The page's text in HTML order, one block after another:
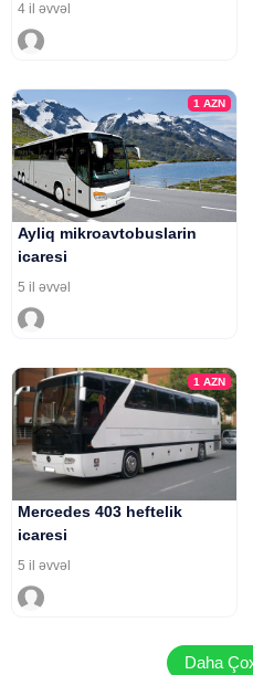
4 il əvvəl
1AZN
Ayliq mikroavtobuslarin
icaresi
5 il əvvəl
1AZN
Mercedes 403 heftelik
icaresi
5 il əvvəl
Daha